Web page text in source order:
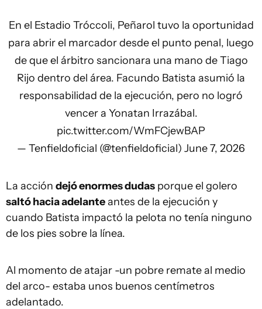
En el Estadio Tróccoli, Peñarol tuvo la oportunidad
para abrir el marcador desde el punto penal, luego
de que el árbitro sancionara una mano de Tiago
Rijo dentro del área. Facundo Batista asumió la
responsabilidad de la ejecución, pero no logró
vencer a Yonatan Irrazábal.
pic.twitter.com/WmFCjewBAP
— Tenfieldoficial (@tenfieldoficial) June 7, 2026
La acción dejó enormes dudas porque el golero
saltó hacia adelanteantes de la ejecución y
cuando Batista impactó la pelota no tenía ninguno
de los pies sobre la línea.
Al momento de atajar -un pobre remate al medio
del arco- estaba unos buenos centímetros
adelantado.